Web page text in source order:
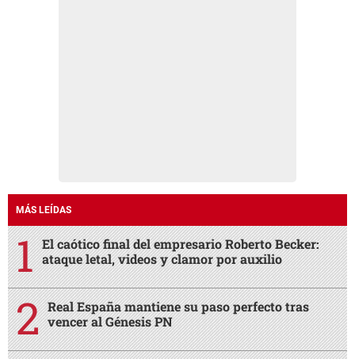
MÁS LEÍDAS
El caótico final del empresario Roberto Becker:
ataque letal, videos y clamor por auxilio
Real España mantiene su paso perfecto tras
vencer al Génesis PN